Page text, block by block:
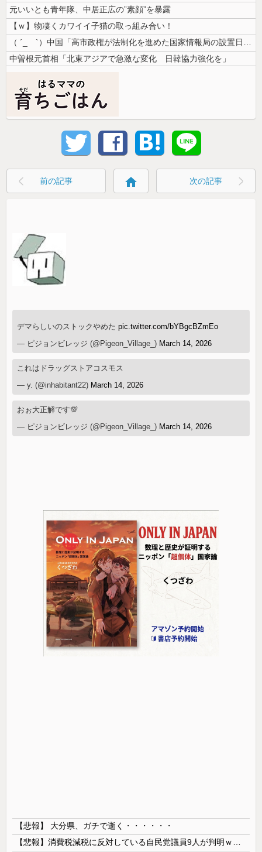
元いいとも青年隊、中居正広の”素顔”を暴露
【ｗ】物凄くカワイイ子猫の取っ組み合い！
（ ´_ゝ`）中国「高市政権が法制化を進めた国家情報局の設置日が7月3...
中曽根元首相「北東アジアで急激な変化 日韓協力強化を」
前の記事 home 次の記事
デマらしいのストックやめたpic.twitter.com/bYBgcBZmEo
— ピジョンビレッジ (@Pigeon_Village_) March 14, 2026
これはドラッグストアコスモス
— y. (@inhabitant22) March 14, 2026
おぉ大正解です💯
— ピジョンビレッジ (@Pigeon_Village_) March 14, 2026
【悲報】 大分県、ガチで逝く・・・・・・